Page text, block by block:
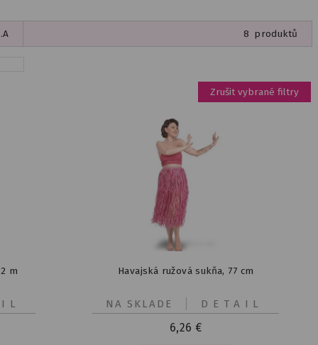
8 produktů
Zrušit vybrané filtry
m Havajská ružová sukňa, 77 cm
6,26 €
DETAIL
NA SKLADE